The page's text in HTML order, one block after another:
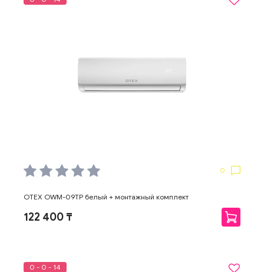
0
OTEX OWM-09TP белый + монтажный комплект
122 400 ₸
0 - 0 - 14